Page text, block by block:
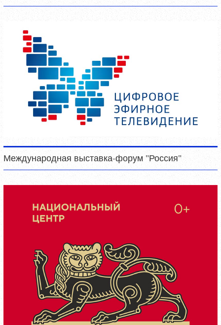
Международная выставка-форум "Россия"